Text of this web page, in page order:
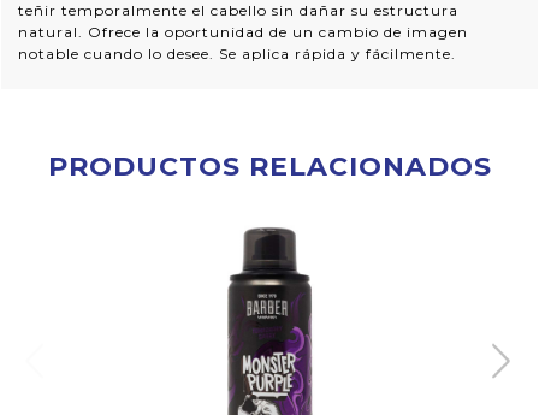
teñir temporalmente el cabello sin dañar su estructura
natural. Ofrece la oportunidad de un cambio de imagen
notable cuando lo desee. Se aplica rápida y fácilmente.
PRODUCTOS RELACIONADOS